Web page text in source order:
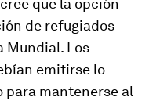
que la opción
de refugiados
Mundial. Los
emitirse lo
mantenerse al